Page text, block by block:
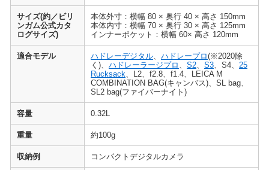
サイズ(約／ビリ
ンガム公式カタ
ログサイズ)
本体外寸：横幅 80 × 奥行 40 × 高さ 150mm
本体内寸：横幅 70 × 奥行 30 × 高さ 125mm
インナーポケット：横幅 60× 高さ 120mm
適合モデル ハドレーデジタル、 ハドレープロ(※2020除
く)、 ハドレーラージプロ 、 S2、 S3、S4、 25
Rucksack、L2、f2.8、f1.4、LEICA M
COMBINATION BAG(キャンバス)、SL bag、
SL2 bag(ファイバーナイト)
容量 0.32L
重量 約100g
収納例 コンパクトデジタルカメラ